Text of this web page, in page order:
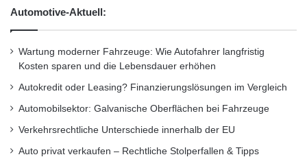
finanzierte Forschungsprojekte
, die sich mit Fragen der Beleuchtung in
gewerblichen Innenbereichen und
Beleuchtung beschäftigen.
e
W
i
k
o
p
l
Automotive-Aktuell:
Wartung moderner Fahrzeuge: Wie Autofahrer langfristig
Kosten sparen und die Lebensdauer erhöhen
Autokredit oder Leasing? Finanzierungslösungen im Vergleich
Automobilsektor: Galvanische Oberflächen bei Fahrzeuge
Verkehrsrechtliche Unterschiede innerhalb der EU
Auto privat verkaufen – Rechtliche Stolperfallen & Tipps